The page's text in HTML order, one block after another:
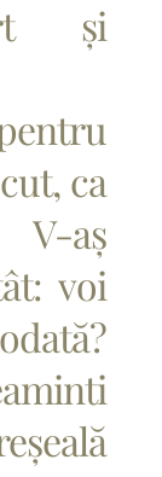
și
ca
V-aș
voi